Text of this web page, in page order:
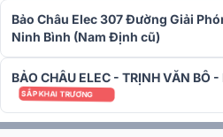
Phía trên là các núm điều
dàng trong quá trình sử dụng
➣Tham khảo:
Bảo Châu Elec 307 Đường Giải
Ninh Bình (Nam Định cũ)
BẢO CHÂU ELEC - TRỊNH VĂN BÔ -
SẮP KHAI TRƯƠNG